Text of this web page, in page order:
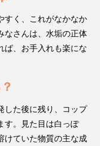
すく、これがなかなか
なさんは、水垢の正体
ば、お手入れも楽にな
した後に残り、コップ
す。見た目は白っぽ
けていた物質の主な成